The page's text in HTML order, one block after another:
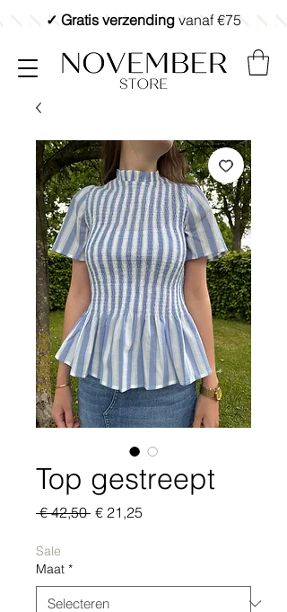
✓ Gratis verzending vanaf €75
Top gestreept
€ 42,50 Normale
€ 21,25
Sale
Maat *